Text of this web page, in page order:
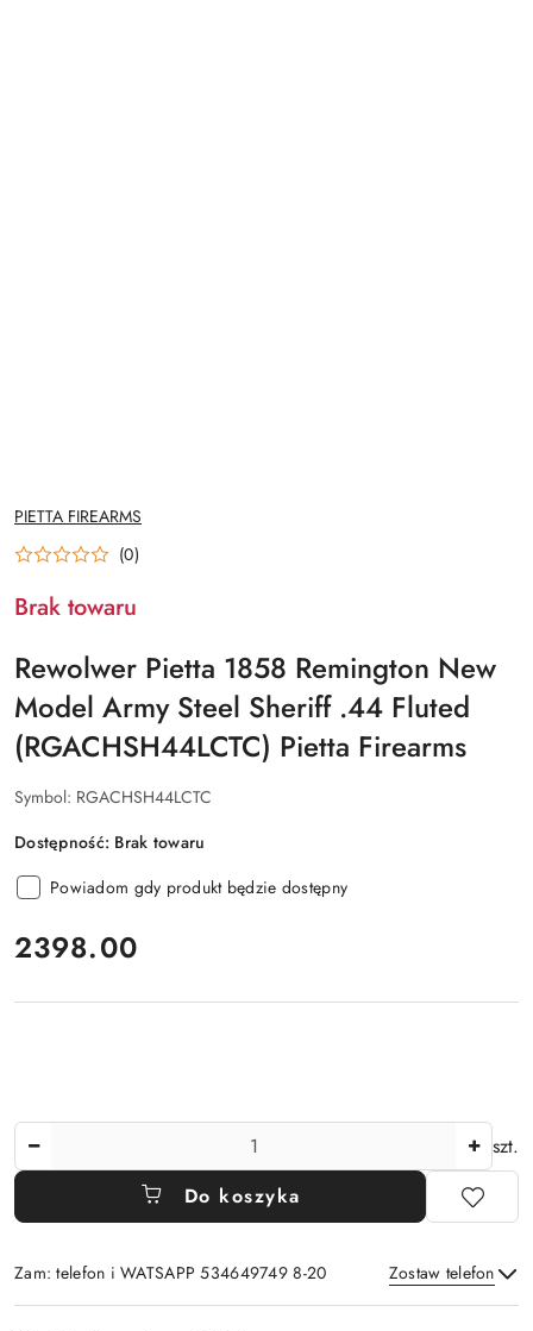
NAZWA
PRODUCENTA:
PIETTA FIREARMS
(0)
Brak towaru
Rewolwer Pietta 1858 Remington New
Model Army Steel Sheriff .44 Fluted
(RGACHSH44LCTC) Pietta Firearms
Symbol: RGACHSH44LCTC
Dostępność: Brak towaru
Powiadom gdy produkt będzie dostępny
cena:
2398.00
szt.
Do koszyka
Zam: telefon i WATSAPP 534649749 8-20 Zostaw telefon
Dostępność